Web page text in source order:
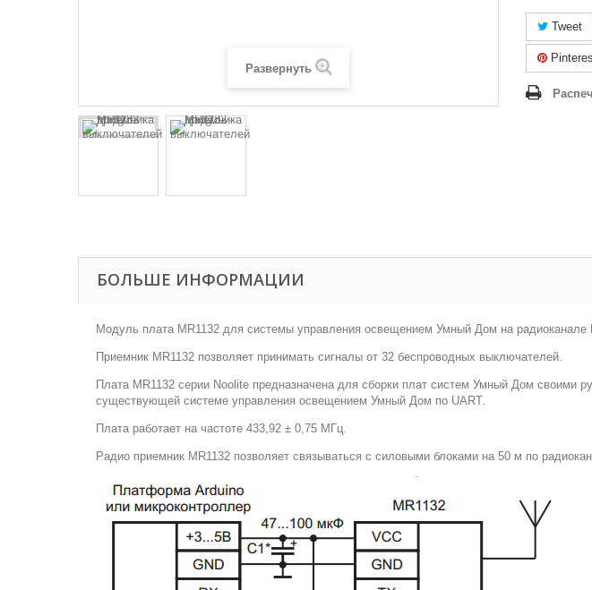
Развернуть
Tweet
БОЛЬШЕ ИНФОРМАЦИИ
Модуль плата MR1132 для системы управления освещением Умный Дом на радиоканале
Приемник MR1132 позволяет принимать сигналы от 32 беспроводных выключателей.
Плата MR1132 серии Noolite предназначена для сборки плат систем Умный Дом
существующей системе управления освещением Умный Дом по UART.
Плата работает на частоте 433,92 ± 0,75 МГц.
Радио приемник MR1132 позволяет связываться с силовыми блоками на 50 м по